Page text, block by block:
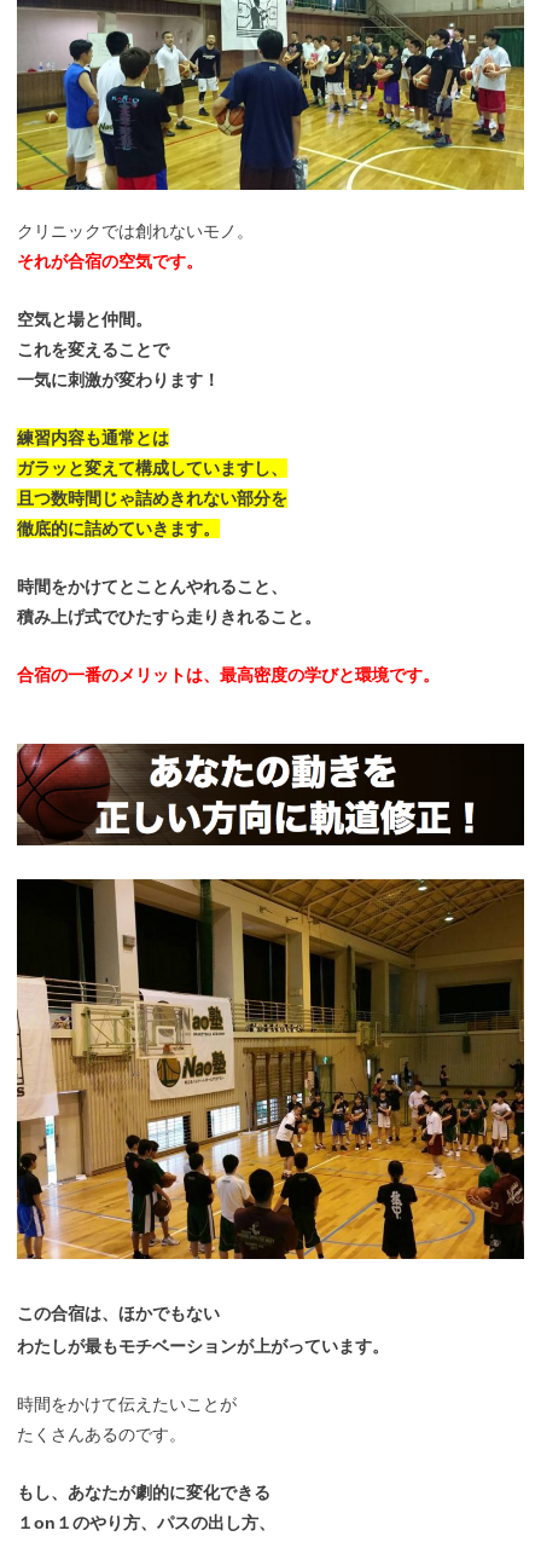
クリニックでは創れないモノ。
それが合宿の空気です。
空気と場と仲間。
これを変えることで
一気に刺激が変わります！
練習内容も通常とは
ガラッと変えて構成していますし、
且つ数時間じゃ詰めきれない部分を
徹底的に詰めていきます。
時間をかけてとことんやれること、
積み上げ式でひたすら走りきれること。
合宿の一番のメリットは、最高密度の学びと環境です。
この合宿は、ほかでもない
わたしが最もモチベーションが上がっています。
時間をかけて伝えたいことが
たくさんあるのです。
もし、あなたが劇的に変化できる
１on１のやり方、パスの出し方、